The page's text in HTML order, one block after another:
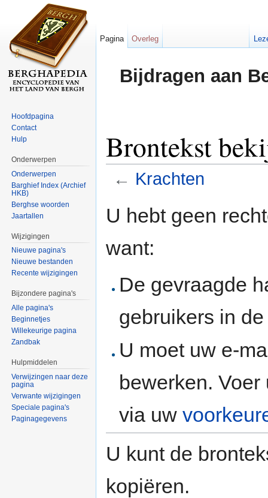
Bijdragen aan
Brontekst
← Krachten
U hebt geen
want:
De gevraagde
gebruikers in
U moet uw e-
bewerken.
via uw
U kunt de
kopiëren.
Pagina Overleg
Hoofdpagina
Contact
Hulp
Onderwerpen
Onderwerpen
Barghief Index (Archief
HKB)
Berghse woorden
Jaartallen
Wijzigingen
Nieuwe pagina's
Nieuwe bestanden
Recente wijzigingen
Bijzondere pagina's
Alle pagina's
Beginnetjes
Willekeurige pagina
Zandbak
Hulpmiddelen
Verwijzingen naar deze
pagina
Verwante wijzigingen
Speciale pagina's
Paginagegevens